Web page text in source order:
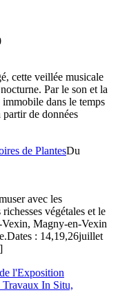
cette veillée musicale
Par le son et la
dans le temps
partir de données
de PlantesDu
avec les
végétales et le
Magny-en-Vexin
: 14,19,26juillet
l'Exposition
In Situ,